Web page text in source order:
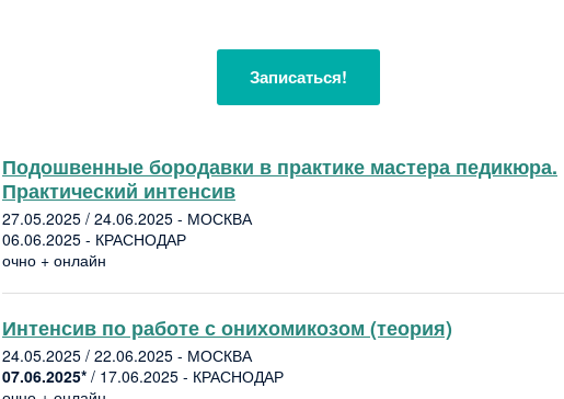
Записаться!
Подошвенные бородавки в практике мастера педикюра.
Практический интенсив
27.05.2025 / 24.06.2025 - МОСКВА
06.06.2025 - КРАСНОДАР
очно + онлайн
Интенсив по работе с онихомикозом (теория)
24.05.2025 / 22.06.2025 - МОСКВА
07.06.2025* / 17.06.2025 - КРАСНОДАР